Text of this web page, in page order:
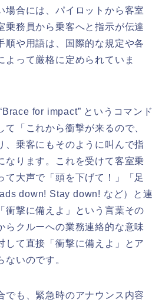
場合には、パイロットから客室
乗務員から乗客へと指示が伝達
順や用語は、国際的な規定や各
よって厳格に定められていま
for impact” というコマンド
て「これから衝撃が来るので、
、乗客にもそのように叫んで指
なります。これを受けて客室乗
て大声で「頭を下げて！」「足
down! Stay down! など）と連
衝撃に備えよ」という言葉その
らクルーへの業務連絡的な意味
して直接「衝撃に備えよ」とア
いのです。
でも、緊急時のアナウンス内容